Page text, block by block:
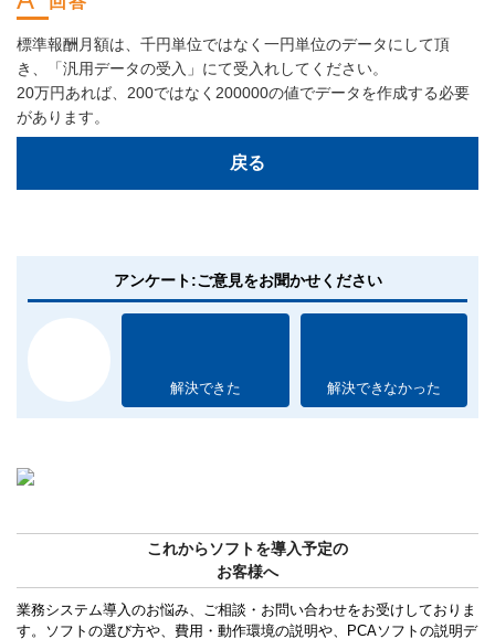
標準報酬月額は、千円単位ではなく一円単位のデータにして頂
き、「汎用データの受入」にて受入れしてください。
20万円あれば、200ではなく200000の値でデータを作成する必要
があります。
戻る
アンケート:ご意見をお聞かせください
解決できた 解決できなかった
これからソフトを導入予定の
お客様へ
業務システム導入のお悩み、ご相談・お問い合わせをお受けしておりま
す。ソフトの選び方や、費用・動作環境の説明や、PCAソフトの説明デ